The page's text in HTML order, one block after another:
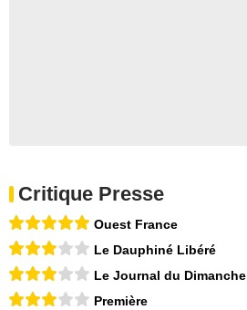
Critique Presse
Ouest France
Le Dauphiné Libéré
Le Journal du Dimanche
Première